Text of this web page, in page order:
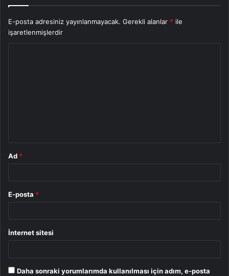
E-posta adresiniz yayınlanmayacak. Gerekli alanlar * ile
işaretlenmişlerdir
Ad *
E-posta *
İnternet sitesi
Daha sonraki yorumlarımda kullanılması için adım, e-posta